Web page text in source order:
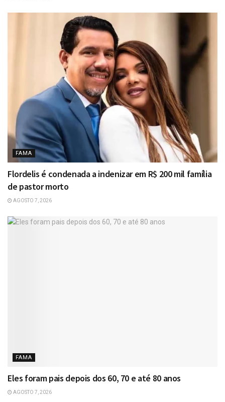
FAMA
Flordelis é condenada a indenizar em R$ 200 mil família
de pastor morto
AGOSTO 7, 2026
FAMA
Eles foram pais depois dos 60, 70 e até 80 anos
AGOSTO 7, 2026